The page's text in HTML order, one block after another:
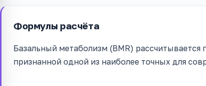
Формулы расчёта
Базальный метаболизм (BMR)
признанной одной из наиболее точных для